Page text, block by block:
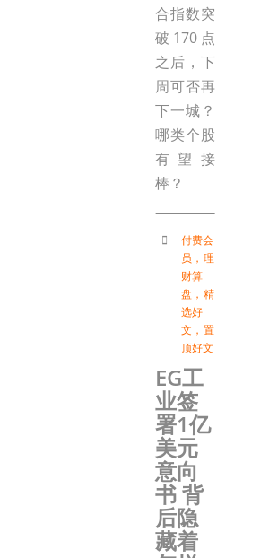
合指数突
破170点
之后，下
周可否再
下一城？
哪类个股
有望接
棒？
付费会
员 ， 理
财算
盘 ， 精
选好
文 ， 置
顶好文
EG工
业签
署1亿
美元
意向
书 背
后隐
藏着